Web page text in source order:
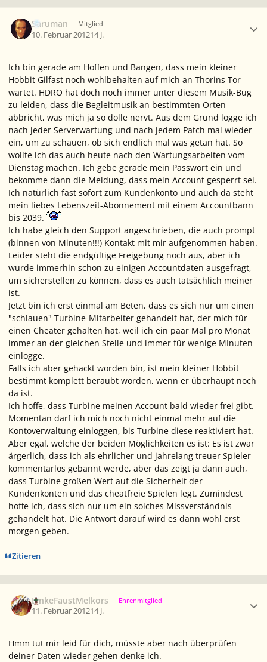
Saruman Mitglied
10. Februar 201214 J.
Ich bin gerade am Hoffen und Bangen, dass mein kleiner
Hobbit Gilfast noch wohlbehalten auf mich an Thorins Tor
wartet. HDRO hat doch noch immer unter diesem Musik-Bug
zu leiden, dass die Begleitmusik an bestimmten Orten
abbricht, was mich ja so dolle nervt. Aus dem Grund logge ich
nach jeder Serverwartung und nach jedem Patch mal wieder
ein, um zu schauen, ob sich endlich mal was getan hat. So
wollte ich das auch heute nach den Wartungsarbeiten vom
Dienstag machen. Ich gebe gerade mein Passwort ein und
bekomme dann die Meldung, dass mein Account gesperrt sei.
Ich natürlich fast sofort zum Kundenkonto und auch da steht
mein liebes Lebenszeit-Abonnement mit einem Accountbann
bis 2039.
Ich habe gleich den Support angeschrieben, die auch prompt
(binnen von Minuten!!!) Kontakt mit mir aufgenommen haben.
Leider steht die endgültige Freigebung noch aus, aber ich
wurde immerhin schon zu einigen Accountdaten ausgefragt,
um sicherstellen zu können, dass es auch tatsächlich meiner
ist.
Jetzt bin ich erst einmal am Beten, dass es sich nur um einen
"schlauen" Turbine-Mitarbeiter gehandelt hat, der mich für
einen Cheater gehalten hat, weil ich ein paar Mal pro Monat
immer an der gleichen Stelle und immer für wenige MInuten
einlogge.
Falls ich aber gehackt worden bin, ist mein kleiner Hobbit
bestimmt komplett beraubt worden, wenn er überhaupt noch
da ist.
Ich hoffe, dass Turbine meinen Account bald wieder frei gibt.
Momentan darf ich mich noch nicht einmal mehr auf die
Kontoverwaltung einloggen, bis Turbine diese reaktiviert hat.
Aber egal, welche der beiden Möglichkeiten es ist: Es ist zwar
ärgerlich, dass ich als ehrlicher und jahrelang treuer Spieler
kommentarlos gebannt werde, aber das zeigt ja dann auch,
dass Turbine großen Wert auf die Sicherheit der
Kundenkonten und das cheatfreie Spielen legt. Zumindest
hoffe ich, dass sich nur um ein solches Missverständnis
gehandelt hat. Die Antwort darauf wird es dann wohl erst
morgen geben.
Zitieren
LinkeFaustMelkors Ehrenmitglied
11. Februar 201214 J.
Hmm tut mir leid für dich, müsste aber nach überprüfen
deiner Daten wieder gehen denke ich.